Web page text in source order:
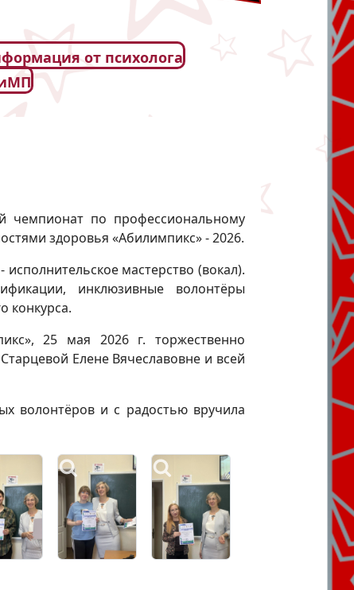
от психолога
чемпионат по профессиональному
здоровья «Абилимпикс» - 2026.
мастерство (вокал).
инклюзивные волонтёры
конкурса.
25 мая 2026 г. торжественно
Елене Вячеславовне и всей
волонтёров и с радостью вручила